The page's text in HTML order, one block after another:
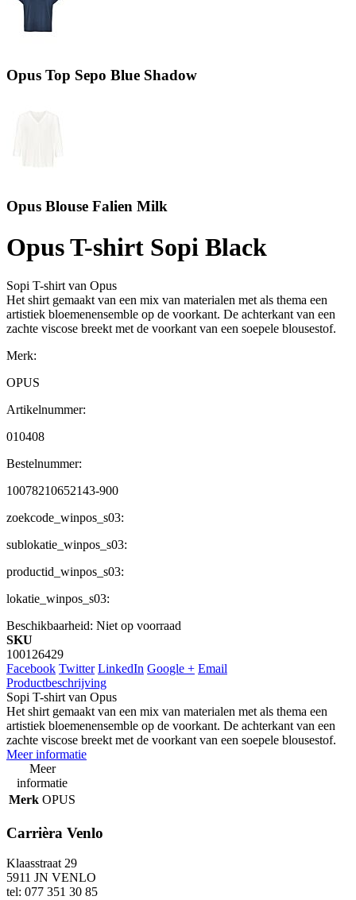
Opus Top Sepo Blue Shadow
Opus Blouse Falien Milk
Opus T-shirt Sopi Black
Sopi T-shirt van Opus
Het shirt gemaakt van een mix van materialen met als thema een
artistiek bloemenensemble op de voorkant. De achterkant van een
zachte viscose breekt met de voorkant van een soepele blousestof.
Merk:
OPUS
Artikelnummer:
010408
Bestelnummer:
10078210652143-900
zoekcode_winpos_s03:
sublokatie_winpos_s03:
productid_winpos_s03:
lokatie_winpos_s03:
Beschikbaarheid: Niet op voorraad
SKU
100126429
Facebook Twitter LinkedIn Google + Email
Productbeschrijving
Sopi T-shirt van Opus
Het shirt gemaakt van een mix van materialen met als thema een
artistiek bloemenensemble op de voorkant. De achterkant van een
zachte viscose breekt met de voorkant van een soepele blousestof.
Meer informatie
Meer
informatie
Merk OPUS
Carrièra Venlo
Klaasstraat 29
5911 JN VENLO
tel: 077 351 30 85